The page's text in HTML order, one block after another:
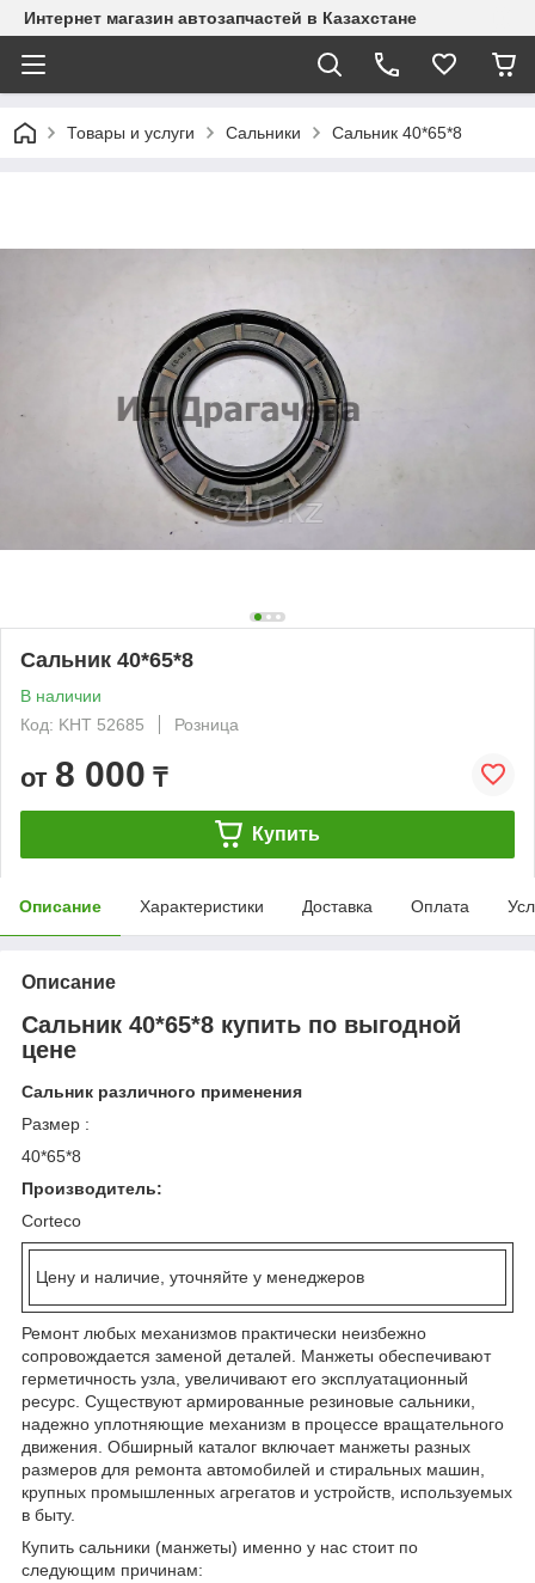
Интернет магазин автозапчастей в Казахстане
Товары и услуги Сальники Сальник 40*65*8
Сальник 40*65*8
В наличии
Код: KHT 52685
Розница
от 8 000 ₸
Купить
Описание Характеристики Доставка Оплата
Описание
Сальник 40*65*8 купить по выгодной
цене
Сальник различного применения
Размер :
40*65*8
Производитель:
Corteco
Цену и наличие, уточняйте у менеджеров
Ремонт любых механизмов практически неизбежно
сопровождается заменой деталей. Манжеты обеспечивают
герметичность узла, увеличивают его эксплуатационный
ресурс. Существуют армированные резиновые сальники,
надежно уплотняющие механизм в процессе вращательного
движения. Обширный каталог включает манжеты разных
размеров для ремонта автомобилей и стиральных машин,
крупных промышленных агрегатов и устройств, используемых
в быту.
Купить сальники (манжеты) именно у нас стоит по
следующим причинам: